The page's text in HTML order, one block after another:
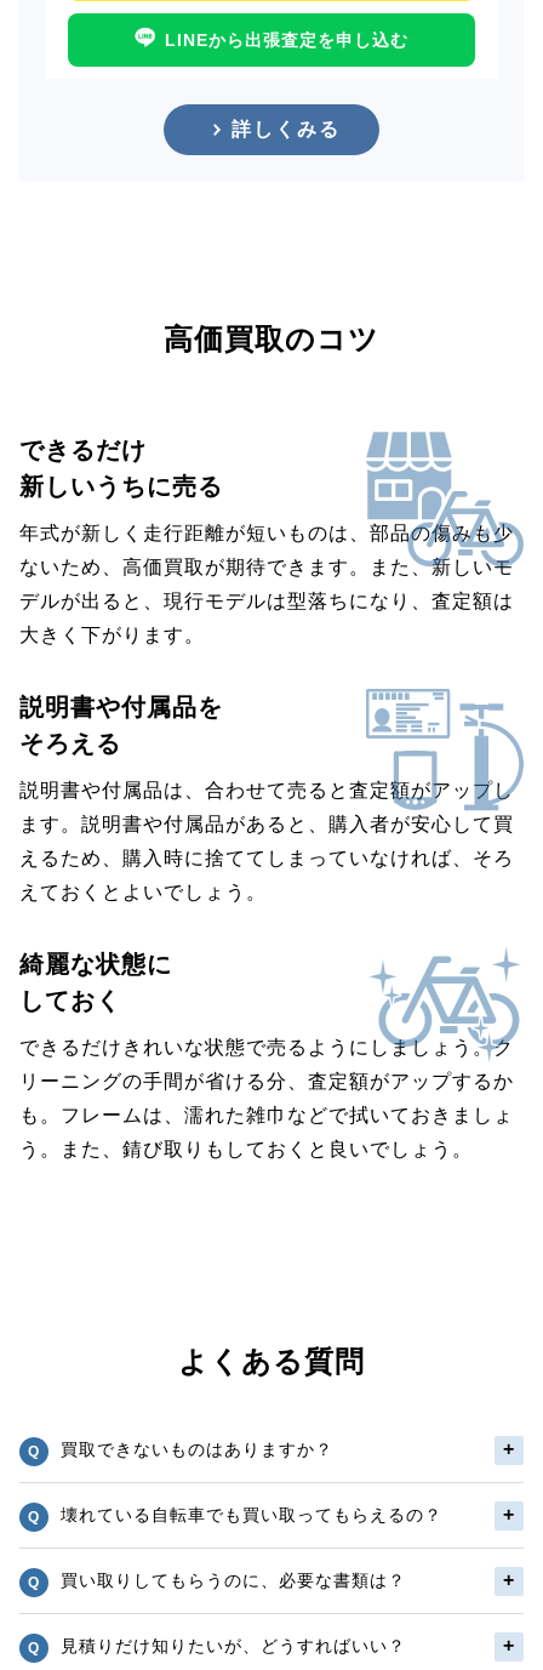
LINEから出張査定を申し込む
詳しくみる
高価買取のコツ
できるだけ
新しいうちに売る
年式が新しく走行距離が短いものは、部品の傷みも少
ないため、高価買取が期待できます。また、新しいモ
デルが出ると、現行モデルは型落ちになり、査定額は
大きく下がります。
説明書や付属品を
そろえる
説明書や付属品は、合わせて売ると査定額がアップし
ます。説明書や付属品があると、購入者が安心して買
えるため、購入時に捨ててしまっていなければ、そろ
えておくとよいでしょう。
綺麗な状態に
しておく
できるだけきれいな状態で売るようにしましょう。ク
リーニングの手間が省ける分、査定額がアップするか
も。フレームは、濡れた雑巾などで拭いておきましょ
う。また、錆び取りもしておくと良いでしょう。
よくある質問
買取できないものはありますか？
壊れている自転車でも買い取ってもらえるの？
買い取りしてもらうのに、必要な書類は？
見積りだけ知りたいが、どうすればいい？